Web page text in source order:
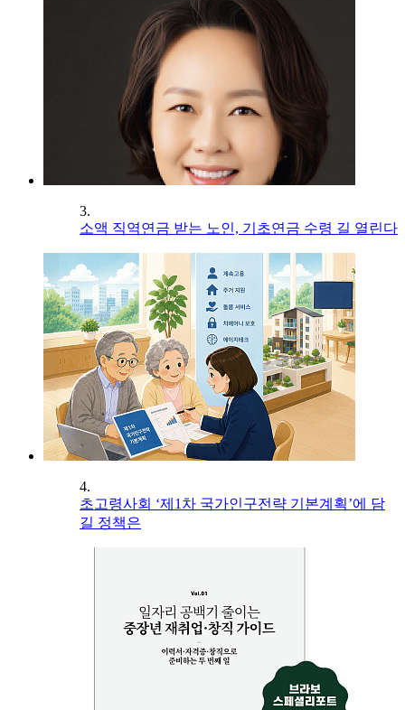
3.
소액 직역연금 받는 노인, 기초연금 수령 길 열린다
4.
초고령사회 ‘제1차 국가인구전략 기본계획’에 담
길 정책은